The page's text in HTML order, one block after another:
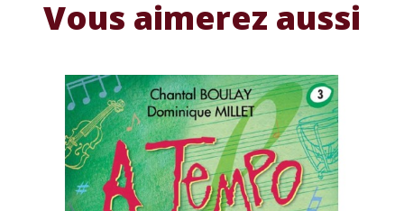
Vous aimerez aussi